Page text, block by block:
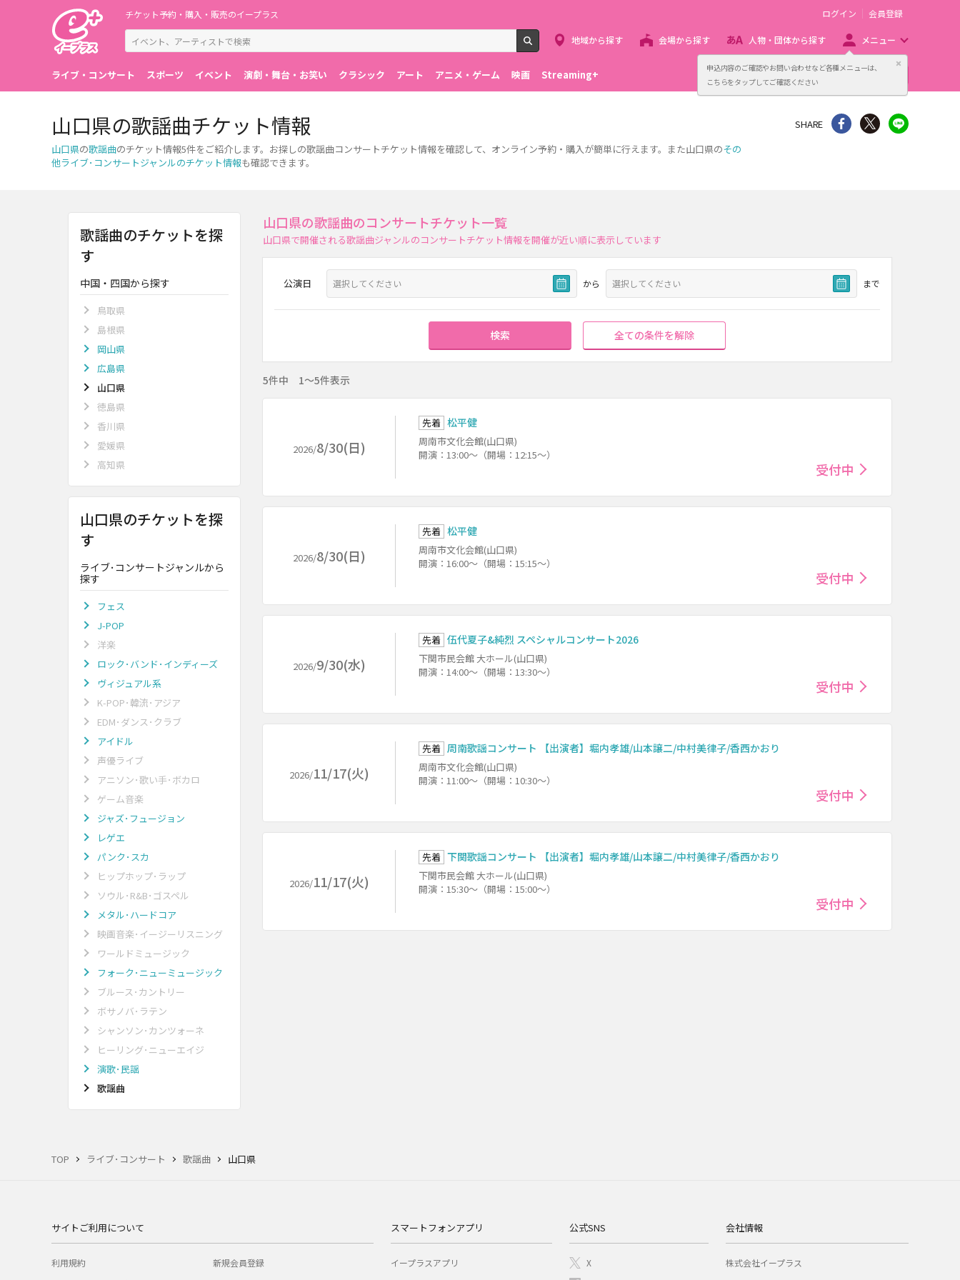
申込内容のご確認やお問い合わせなど各種メニューは、
こちらをタップしてご確認ください
閉じる
チケット予約・購入・販売のイープラス
検索
ログイン 会員登録
地域から探す 会場から探す 人物・団体から探す メニュー
ライブ・コンサート スポーツ イベント 演劇・舞台・お笑い クラシック アート アニメ・ゲーム 映画 Streaming+ 主催者向け販売サービス
TOP ライブ･コンサート 歌謡曲 山口県
山口県の歌謡曲チケット情報
山口県の歌謡曲のチケット情報5件をご紹介します。お探しの歌謡曲コンサートチケット情報を確認して、オンライン予約・購入が簡単に行えます。また山口県のその
他ライブ･コンサートジャンルのチケット情報も確認できます。
SHARE シェア Twitter
山口県の歌謡曲のコンサートチケット一覧
山口県で開催される歌謡曲ジャンルのコンサートチケット情報を開催が近い順に表示しています
公演日 から まで
検索 全ての条件を解除
5件中 1～5件表示
2026/8/30(日)
先着 松平健
周南市文化会館(山口県)
開演：13:00～（開場：12:15～）
受付中
2026/8/30(日)
先着 松平健
周南市文化会館(山口県)
開演：16:00～（開場：15:15～）
受付中
2026/9/30(水)
先着 伍代夏子&純烈 スペシャルコンサート2026
下関市民会館 大ホール(山口県)
開演：14:00～（開場：13:30～）
受付中
2026/11/17(火)
先着 周南歌謡コンサート 【出演者】堀内孝雄/山本譲二/中村美律子/香西かおり
周南市文化会館(山口県)
開演：11:00～（開場：10:30～）
受付中
2026/11/17(火)
先着 下関歌謡コンサート 【出演者】堀内孝雄/山本譲二/中村美律子/香西かおり
下関市民会館 大ホール(山口県)
開演：15:30～（開場：15:00～）
受付中
歌謡曲のチケットを探
す
中国・四国から探す
鳥取県
島根県
岡山県
広島県
山口県
徳島県
香川県
愛媛県
高知県
山口県のチケットを探
す
ライブ･コンサートジャンルから
探す
フェス
J-POP
洋楽
ロック･バンド･インディーズ
ヴィジュアル系
K-POP･韓流･アジア
EDM･ダンス･クラブ
アイドル
声優ライブ
アニソン･歌い手･ボカロ
ゲーム音楽
ジャズ･フュージョン
レゲエ
パンク･スカ
ヒップホップ･ラップ
ソウル･R&B･ゴスペル
メタル･ハードコア
映画音楽･イージーリスニング
ワールドミュージック
フォーク･ニューミュージック
ブルース･カントリー
ボサノバ･ラテン
シャンソン･カンツォーネ
ヒーリング･ニューエイジ
演歌･民謡
歌謡曲
サイトご利用について
利用規約
新規会員登録
スマートフォンアプリ
イープラスアプリ
公式SNS
X
会社情報
株式会社イープラス